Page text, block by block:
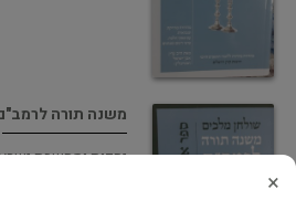
משנה תורה
יהדות ומחשבת
×